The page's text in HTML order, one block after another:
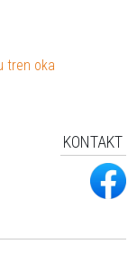
tren oka
KONTAKT